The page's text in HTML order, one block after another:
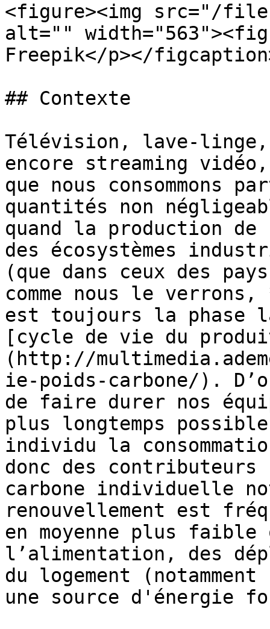
<figure><img src="/files/
alt=""
Freepik</p></
## Contexte
Télévision, lave-linge,
encore streaming
que nous consommons
quantités non
quand la production
des écosystèmes
(que dans ceux des
comme nous le
est toujours la phase
[cycle de vie du
(http://
ie-poids-carbone/).
de faire durer nos
plus longtemps
individu la
donc des
carbone individuelle
renouvellement est
en moyenne plus
l’alimentation, des
du logement
une source d'énergie